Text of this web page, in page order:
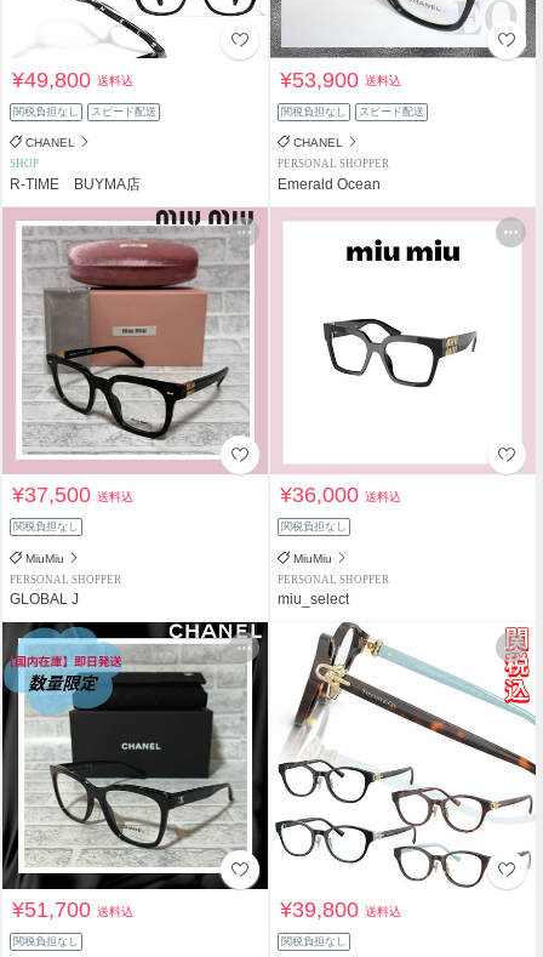
¥49,800送料込
関税負担なし スピード配送
CHANEL
SHOP
R-TIME BUYMA店
¥53,900送料込
関税負担なし スピード配送
CHANEL
PERSONAL SHOPPER
Emerald Ocean
¥37,500送料込
関税負担なし
MiuMiu
PERSONAL SHOPPER
GLOBAL J
¥36,000送料込
関税負担なし
MiuMiu
PERSONAL SHOPPER
miu_select
¥51,700送料込
関税負担なし
¥39,800送料込
関税負担なし